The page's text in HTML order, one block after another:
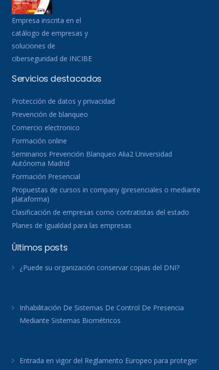
Empresa inscrita en el
catálogo de empresas y
soluciones de
ciberseguridad de INCIBE
Servicios destacados
Protección de datos y privacidad
Prevención de blanqueo
Comercio electronico
Formación online
Seminarios Prevención Blanqueo Alia2 Universidad
Autónoma Madrid
Formación Presencial
Propuestas de cursos in company (presenciales o mediante
plataforma)
Clasificación de empresas como contratistas del estado
Planes de Igualdad para las empresas
Últimos posts
¿Puede su organización conservar copias del DNI?
Inhabilitación De Sistemas De Control De Presencia
Mediante Sistemas Biométricos
Entrada en vigor del Reglamento Europeo para proteger